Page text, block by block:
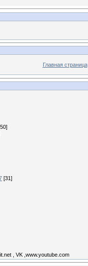
Главная страница
[31]
, VK ,www.youtube.com